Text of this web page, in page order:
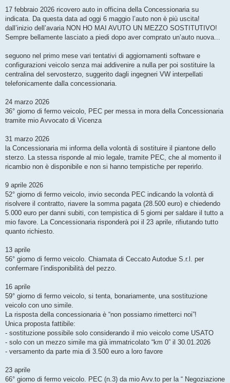
17 febbraio 2026 ricovero auto in officina della Concessionaria su
indicata. Da questa data ad oggi 6 maggio l’auto non è più uscita!
dall’inizio dell’avaria NON HO MAI AVUTO UN MEZZO SOSTITUTIVO!
Sempre bellamente lasciato a piedi dopo aver comprato un’auto nuova...
seguono nel primo mese vari tentativi di aggiornamenti software e
configurazioni veicolo senza mai addivenire a nulla per poi sostituire la
centralina del servosterzo, suggerito dagli ingegneri VW interpellati
telefonicamente dalla concessionaria.
24 marzo 2026
36° giorno di fermo veicolo, PEC per messa in mora della Concessionaria
tramite mio Avvocato di Vicenza
31 marzo 2026
la Concessionaria mi informa della volontà di sostituire il piantone dello
sterzo. La stessa risponde al mio legale, tramite PEC, che al momento il
ricambio non è disponibile e non si hanno tempistiche per reperirlo.
9 aprile 2026
52° giorno di fermo veicolo, invio seconda PEC indicando la volontà di
risolvere il contratto, riavere la somma pagata (28.500 euro) e chiedendo
5.000 euro per danni subiti, con tempistica di 5 giorni per saldare il tutto a
mio favore. La Concessionaria risponderà poi il 23 aprile, rifiutando tutto
quanto richiesto.
13 aprile
56° giorno di fermo veicolo. Chiamata di Ceccato Autodue S.r.l. per
confermare l’indisponibilità del pezzo.
16 aprile
59° giorno di fermo veicolo, si tenta, bonariamente, una sostituzione
veicolo con uno simile.
La risposta della concessionaria è “non possiamo rimetterci noi”!
Unica proposta fattibile:
- sostituzione possibile solo considerando il mio veicolo come USATO
- solo con un mezzo simile ma già immatricolato “km 0” il 30.01.2026
- versamento da parte mia di 3.500 euro a loro favore
23 aprile
66° giorno di fermo veicolo. PEC (n.3) da mio Avv.to per la “ Negoziazione